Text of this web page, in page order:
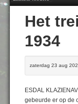
Alle categorieën
Over Bennie
Fotoboek
Emmen wint op Open
Daan Lambers tekent
Jubileumfeest 35 jaar De
Hunzeloopwandeltocht
Het
1934
zaterdag 23 aug
ESDAL
gebeurde er op de